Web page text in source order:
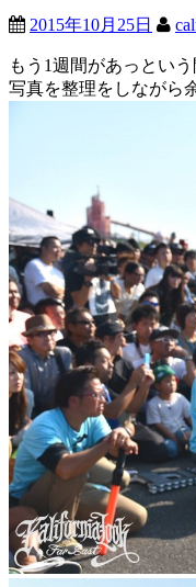
2015年10月25日
もう1週間があっとい
写真を整理をしながら